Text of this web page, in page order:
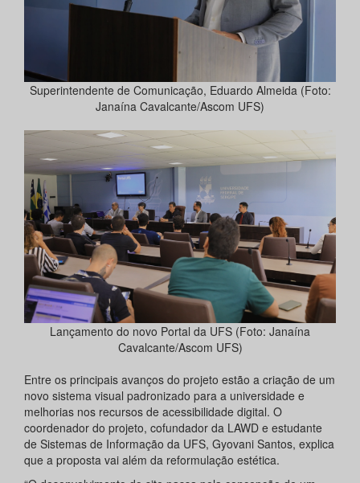
Superintendente de Comunicação, Eduardo Almeida (Foto:
Janaína Cavalcante/Ascom UFS)
Lançamento do novo Portal da UFS (Foto: Janaína
Cavalcante/Ascom UFS)
Entre os principais avanços do projeto estão a criação de um
novo sistema visual padronizado para a universidade e
melhorias nos recursos de acessibilidade digital. O
coordenador do projeto, cofundador da LAWD e estudante
de Sistemas de Informação da UFS, Gyovani Santos, explica
que a proposta vai além da reformulação estética.